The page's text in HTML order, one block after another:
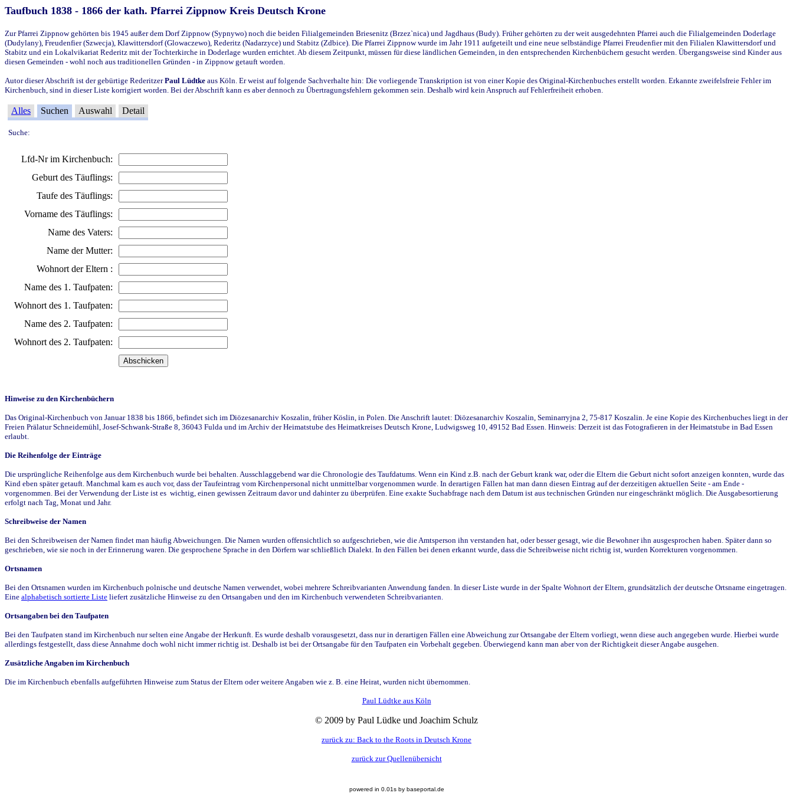
Taufbuch 1838 - 1866 der kath. Pfarrei Zippnow Kreis Deutsch Krone
Zur Pfarrei Zippnow gehörten bis 1945 außer dem Dorf Zippnow (Sypnywo) noch die beiden Filialgemeinden Briesenitz (Brzez`nica) und Jagdhaus (Budy). Früher gehörten zu der weit ausgedehnten Pfarrei auch die Filialgemeinden Doderlage
(Dudylany), Freudenfier (Szwecja), Klawittersdorf (Glowaczewo), Rederitz (Nadarzyce) und Stabitz (Zdbice). Die Pfarrei Zippnow wurde im Jahr 1911 aufgeteilt und eine neue selbständige Pfarrei Freudenfier mit den Filialen Klawittersdorf und
Stabitz und ein Lokalvikariat Rederitz mit der Tochterkirche in Doderlage wurden errichtet. Ab diesem Zeitpunkt, müssen für diese ländlichen Gemeinden, in den entsprechenden Kirchenbüchern gesucht werden. Übergangsweise sind Kinder aus
diesen Gemeinden - wohl noch aus traditionellen Gründen - in Zippnow getauft worden.
Autor dieser Abschrift ist der gebürtige RederitzerPaul Lüdtke aus Köln. Er weist auf folgende Sachverhalte hin: Die vorliegende Transkription ist von einer Kopie des Original-Kirchenbuches erstellt worden. Erkannte zweifelsfreie Fehler im
Kirchenbuch, sind in dieser Liste korrigiert worden. Bei der Abschrift kann es aber dennoch zu Übertragungsfehlern gekommen sein. Deshalb wird kein Anspruch auf Fehlerfreiheit erhoben.
Alles Suchen Auswahl Detail
Suche:
Lfd-Nr im Kirchenbuch:
Geburt des Täuflings:
Taufe des Täuflings:
Vorname des Täuflings:
Name des Vaters:
Name der Mutter:
Wohnort der Eltern :
Name des 1. Taufpaten:
Wohnort des 1. Taufpaten:
Name des 2. Taufpaten:
Wohnort des 2. Taufpaten:
Hinweise zu den Kirchenbüchern
Das Original-Kirchenbuch von Januar 1838 bis 1866, befindet sich im Diözesanarchiv Koszalin, früher Köslin, in Polen. Die Anschrift lautet: Diözesanarchiv Koszalin, Seminarryjna 2, 75-817 Koszalin. Je eine Kopie des Kirchenbuches liegt in der
Freien Prälatur Schneidemühl, Josef-Schwank-Straße 8, 36043 Fulda und im Archiv der Heimatstube des Heimatkreises Deutsch Krone, Ludwigsweg 10, 49152 Bad Essen. Hinweis: Derzeit ist das Fotografieren in der Heimatstube in Bad Essen
erlaubt.
Die Reihenfolge der Einträge
Die ursprüngliche Reihenfolge aus dem Kirchenbuch wurde bei behalten. Ausschlaggebend war die Chronologie des Taufdatums. Wenn ein Kind z.B. nach der Geburt krank war, oder die Eltern die Geburt nicht sofort anzeigen konnten, wurde das
Kind eben später getauft. Manchmal kam es auch vor, dass der Taufeintrag vom Kirchenpersonal nicht unmittelbar vorgenommen wurde. In derartigen Fällen hat man dann diesen Eintrag auf der derzeitigen aktuellen Seite - am Ende -
vorgenommen. Bei der Verwendung der Liste ist es wichtig, einen gewissen Zeitraum davor und dahinter zu überprüfen. Eine exakte Suchabfrage nach dem Datum ist aus technischen Gründen nur eingeschränkt möglich. Die Ausgabesortierung
erfolgt nach Tag, Monat und Jahr.
Schreibweise der Namen
Bei den Schreibweisen der Namen findet man häufig Abweichungen. Die Namen wurden offensichtlich so aufgeschrieben, wie die Amtsperson ihn verstanden hat, oder besser gesagt, wie die Bewohner ihn ausgesprochen haben. Später dann so
geschrieben, wie sie noch in der Erinnerung waren. Die gesprochene Sprache in den Dörfern war schließlich Dialekt. In den Fällen bei denen erkannt wurde, dass die Schreibweise nicht richtig ist, wurden Korrekturen vorgenommen.
Ortsnamen
Bei den Ortsnamen wurden im Kirchenbuch polnische und deutsche Namen verwendet, wobei mehrere Schreibvarianten Anwendung fanden. In dieser Liste wurde in der Spalte Wohnort der Eltern, grundsätzlich der deutsche Ortsname eingetragen.
Eine alphabetisch sortierte Liste liefert zusätzliche Hinweise zu den Ortsangaben und den im Kirchenbuch verwendeten Schreibvarianten.
Ortsangaben bei den Taufpaten
Bei den Taufpaten stand im Kirchenbuch nur selten eine Angabe der Herkunft. Es wurde deshalb vorausgesetzt, dass nur in derartigen Fällen eine Abweichung zur Ortsangabe der Eltern vorliegt, wenn diese auch angegeben wurde. Hierbei wurde
allerdings festgestellt, dass diese Annahme doch wohl nicht immer richtig ist. Deshalb ist bei der Ortsangabe für den Taufpaten ein Vorbehalt gegeben. Überwiegend kann man aber von der Richtigkeit dieser Angabe ausgehen.
Zusätzliche Angaben im Kirchenbuch
Die im Kirchenbuch ebenfalls aufgeführten Hinweise zum Status der Eltern oder weitere Angaben wie z. B. eine Heirat, wurden nicht übernommen.
Paul Lüdtke aus Köln
© 2009 by Paul Lüdke und Joachim Schulz
zurück zu: Back to the Roots in Deutsch Krone
zurück zur Quellenübersicht
powered in 0.01s by baseportal.de